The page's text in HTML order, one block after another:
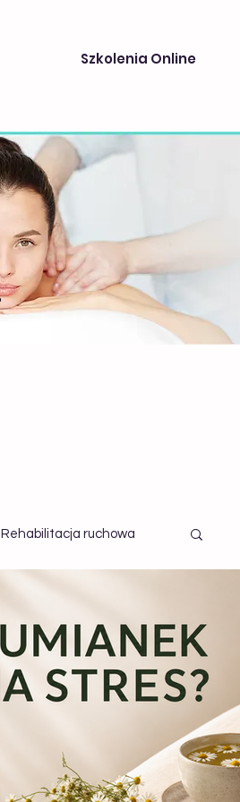
Szkolenia Online
Rehabilitacja ruchowa